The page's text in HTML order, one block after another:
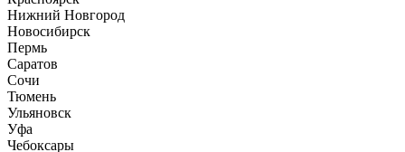
Нижний Новгород
Новосибирск
Пермь
Саратов
Сочи
Тюмень
Ульяновск
Уфа
Чебоксары